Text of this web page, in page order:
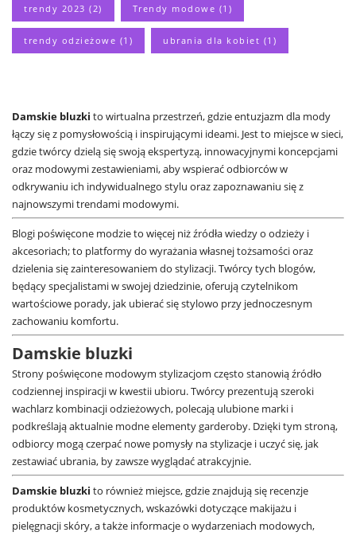
trendy 2023 (2) Trendy modowe (1)
trendy odzieżowe (1) ubrania dla kobiet (1)
Damskie bluzki to wirtualna przestrzeń, gdzie entuzjazm dla mody
łączy się z pomysłowością i inspirującymi ideami. Jest to miejsce w sieci,
gdzie twórcy dzielą się swoją ekspertyzą, innowacyjnymi koncepcjami
oraz modowymi zestawieniami, aby wspierać odbiorców w
odkrywaniu ich indywidualnego stylu oraz zapoznawaniu się z
najnowszymi trendami modowymi.
Blogi poświęcone modzie to więcej niż źródła wiedzy o odzieży i
akcesoriach; to platformy do wyrażania własnej tożsamości oraz
dzielenia się zainteresowaniem do stylizacji. Twórcy tych blogów,
będący specjalistami w swojej dziedzinie, oferują czytelnikom
wartościowe porady, jak ubierać się stylowo przy jednoczesnym
zachowaniu komfortu.
Damskie bluzki
Strony poświęcone modowym stylizacjom często stanowią źródło
codziennej inspiracji w kwestii ubioru. Twórcy prezentują szeroki
wachlarz kombinacji odzieżowych, polecają ulubione marki i
podkreślają aktualnie modne elementy garderoby. Dzięki tym stroną,
odbiorcy mogą czerpać nowe pomysły na stylizacje i uczyć się, jak
zestawiać ubrania, by zawsze wyglądać atrakcyjnie.
Damskie bluzki to również miejsce, gdzie znajdują się recenzje
produktów kosmetycznych, wskazówki dotyczące makijażu i
pielęgnacji skóry, a także informacje o wydarzeniach modowych,